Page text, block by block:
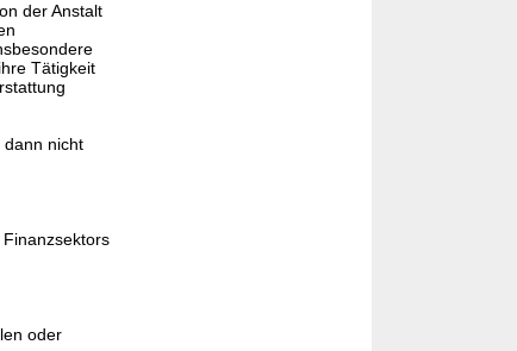
der Anstalt
Tätigkeit
dann nicht
oder